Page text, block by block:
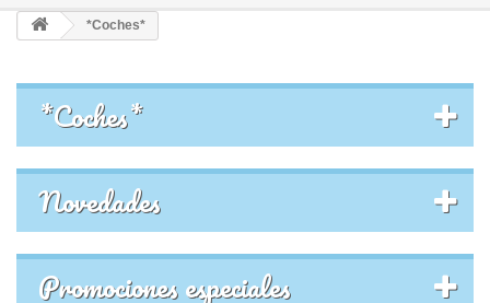
*Coches*
*Coches*
Novedades
Promociones especiales